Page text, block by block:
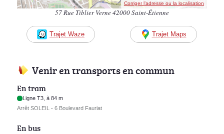
Corriger l’adresse ou la localisation
57 Rue Tiblier Verne 42000 Saint-Étienne
Trajet Waze Trajet Maps
Venir en transports en commun
En tram
Ligne T3, à 84 m
Arrêt SOLEIL - 6 Boulevard Fauriat
En bus